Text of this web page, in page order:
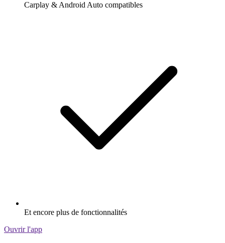
Carplay & Android Auto compatibles
Et encore plus de fonctionnalités
Ouvrir l'app